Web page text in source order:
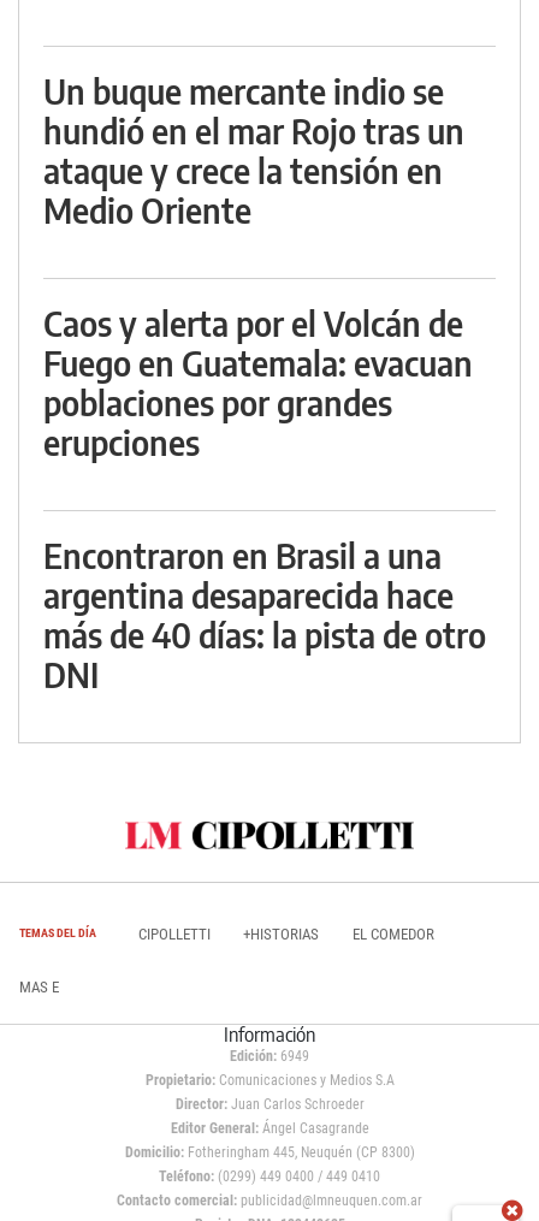
Un buque mercante indio se
hundió en el mar Rojo tras un
ataque y crece la tensión en
Medio Oriente
Caos y alerta por el Volcán de
Fuego en Guatemala: evacuan
poblaciones por grandes
erupciones
Encontraron en Brasil a una
argentina desaparecida hace
más de 40 días: la pista de otro
DNI
TEMAS DEL DÍA CIPOLLETTI +HISTORIAS EL COMEDOR
MAS E
Información
Edición: 6949
Propietario:Comunicaciones y Medios S.A
Director: Juan Carlos Schroeder
Editor General:Ángel Casagrande
Domicilio:Fotheringham 445, Neuquén (CP 8300)
Teléfono: (0299) 449 0400 / 449 0410
Contacto comercial: publicidad@lmneuquen.com.ar